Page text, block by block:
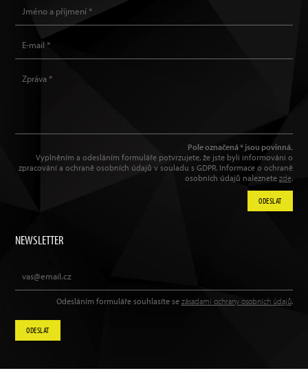
NEWSLETTER
Odesláním formuláře souhlasíte se zásadami ochrany osobních údajů.
ODESLAT
Pole označená * jsou povinná.
Vyplněním a odesláním formuláře potvrzujete, že jste byli informováni o
zpracování a ochraně osobních údajů v souladu s GDPR. Informace o ochraně
osobních údajů naleznete zde.
ODESLAT